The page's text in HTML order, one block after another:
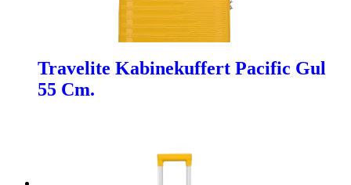
Travelite Kabinekuffert Pacific Gul
55 Cm.